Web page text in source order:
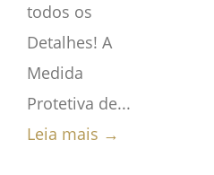
todos os
Detalhes! A
Medida
Protetiva de...
Leia mais →